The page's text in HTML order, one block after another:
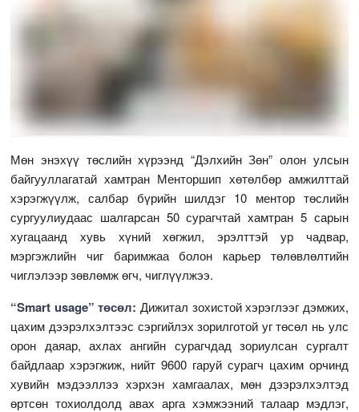
Мөн энэхүү төслийн хүрээнд “Дэлхийн Зөн” олон улсын
байгууллагатай хамтран Менторшип хөтөлбөр амжилттай
хэрэгжүүлж, салбар бүрийн шилдэг 10 ментор төслийн
сургуулиудаас шалгарсан 50 сурагчтай хамтран 5 сарын
хугацаанд хувь хүний хөгжил, эрэлттэй ур чадвар,
мэргэжлийн чиг баримжаа болон карьер төлөвлөлтийн
чиглэлээр зөвлөмж өгч, чиглүүлжээ.
“Smart usage” төсөл: Дижитал зохистой хэрэглээг дэмжих,
цахим дээрэлхэлтээс сэргийлэх зорилготой уг төсөл нь улс
орон даяар, ахлах ангийн сурагчдад зориулсан сургалт
байдлаар хэрэгжиж, нийт 9600 гаруй сурагч цахим орчинд
хувийн мэдээллээ хэрхэн хамгаалах, мөн дээрэлхэлтэд
өртсөн тохиолдолд авах арга хэмжээний талаар мэдлэг,